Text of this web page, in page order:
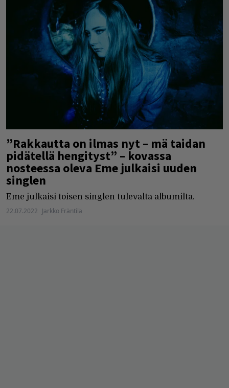
”Rakkautta on ilmas nyt – mä taidan
pidätellä hengityst” – kovassa
nosteessa oleva Eme julkaisi uuden
singlen
Eme julkaisi toisen singlen tulevalta albumilta.
22.07.2022 Jarkko Fräntilä